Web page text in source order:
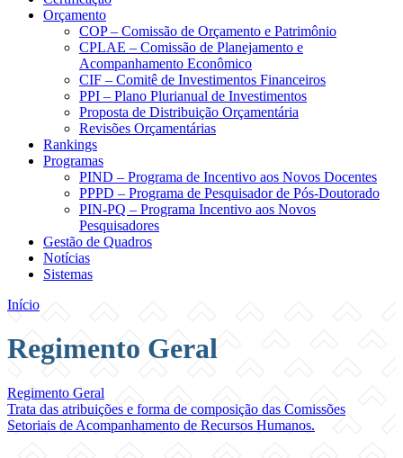
Orçamento
COP – Comissão de Orçamento e Patrimônio
CPLAE – Comissão de Planejamento e
Acompanhamento Econômico
CIF – Comitê de Investimentos Financeiros
PPI – Plano Plurianual de Investimentos
Proposta de Distribuição Orçamentária
Revisões Orçamentárias
Rankings
Programas
PIND – Programa de Incentivo aos Novos Docentes
PPPD – Programa de Pesquisador de Pós-Doutorado
PIN-PQ – Programa Incentivo aos Novos
Pesquisadores
Gestão de Quadros
Notícias
Sistemas
Início
Regimento Geral
Regimento Geral
Trata das atribuições e forma de composição das Comissões
Setoriais de Acompanhamento de Recursos Humanos.